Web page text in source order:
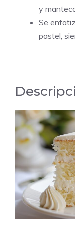
y
Se
pastel,